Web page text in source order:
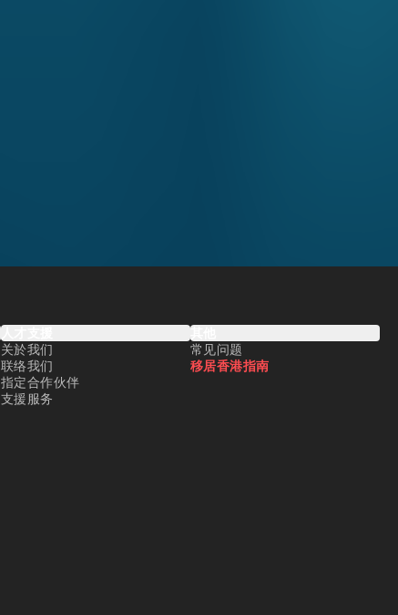
人才支援
关於我们
联络我们
指定合作伙伴
支援服务
其他
常见问题
移居香港指南